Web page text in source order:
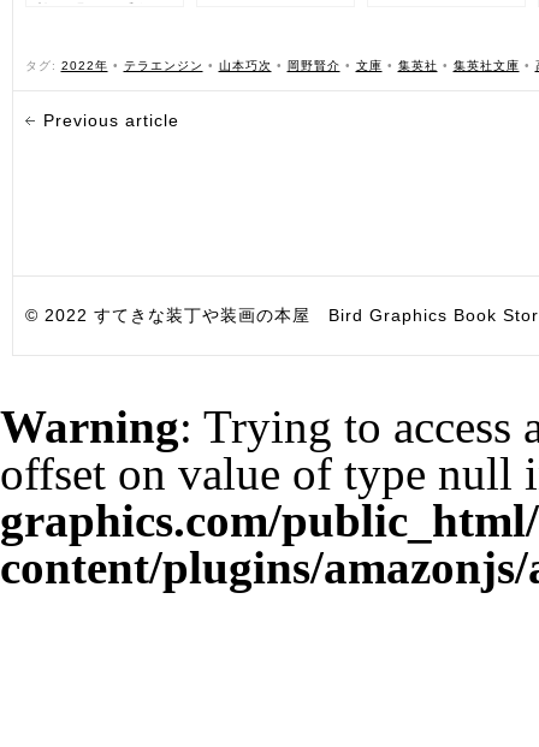
タグ: 2022年 • テラエンジン • 山本巧次 • 岡野賢介 • 文庫 • 集英社 • 集英社文庫 •
Previous article
© 2022 すてきな装丁や装画の本屋 Bird Graphics Book
Warning: Trying to access
offset on value of type null
graphics.com/
content/plugins/